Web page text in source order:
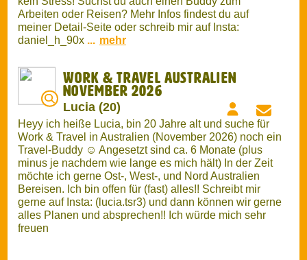
Bereisen. Ich bin offen für (fast) alles!! Schreibt mir
gerne auf Insta: (lucia.tsr3) und dann können wir gerne
alles Planen und absprechen!! Ich würde mich sehr
freuen
Reisepartner/in gesucht Philippinen
entdecken
Tobias (41)
Ich (41, aus Leipzig) plane eine entspannte
Erkundungstour. Kein Partyurlaub, sondern „Slow
Travel“: Alltag und Leben vor Ort kennenlernen (gern
Regionen mit gutem Englisch wie Dumaguete oder
Bohol). Suche eine unkomplizierte Begleitung (ca. 30–
55 J.) für Ausflüge und gute Gespräche. Eigene Wege
tagsüber sind völlig okay! Passt zu deinem Reisestil?
Dann melde dich gern! LG, Tobias